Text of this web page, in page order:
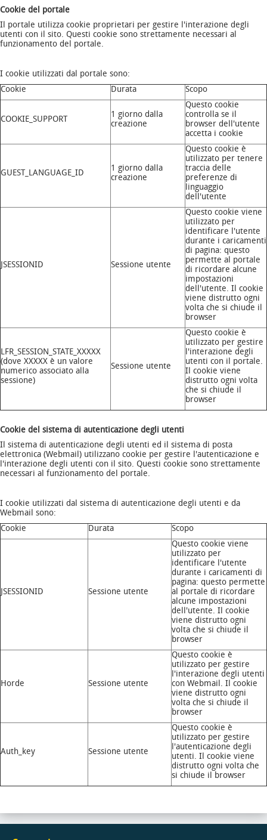
Cookie del portale
Il portale utilizza cookie proprietari per gestire l'interazione degli
utenti con il sito. Questi cookie sono strettamente necessari al
funzionamento del portale.
I cookie utilizzati dal portale sono:
Cookie
Durata Scopo
COOKIE_SUPPORT
1 giorno dalla
creazione
Questo cookie
controlla se il
browser dell'utente
accetta i cookie
GUEST_LANGUAGE_ID
1 giorno dalla
creazione
Questo cookie è
utilizzato per tenere
traccia delle
preferenze di
linguaggio
dell'utente
JSESSIONID Sessione utente
Questo cookie viene
utilizzato per
identificare l'utente
durante i caricamenti
di pagina: questo
permette al portale
di ricordare alcune
impostazioni
dell'utente. Il cookie
viene distrutto ogni
volta che si chiude il
browser
LFR_SESSION_STATE_XXXXX
(dove XXXXX è un valore
numerico associato alla
sessione)
Sessione utente
Questo cookie è
utilizzato per gestire
l'interazione degli
utenti con il portale.
Il cookie viene
distrutto ogni volta
che si chiude il
browser
Cookie del sistema di autenticazione degli utenti
Il sistema di autenticazione degli utenti ed il sistema di posta
elettronica (Webmail) utilizzano cookie per gestire l'autenticazione e
l'interazione degli utenti con il sito. Questi cookie sono strettamente
necessari al funzionamento del portale.
I cookie utilizzati dal sistema di autenticazione degli utenti e da
Webmail sono:
Cookie
Durata Scopo
JSESSIONID Sessione utente
Questo cookie viene
utilizzato per
identificare l'utente
durante i caricamenti di
pagina: questo permette
al portale di ricordare
alcune impostazioni
dell'utente. Il cookie
viene distrutto ogni
volta che si chiude il
browser
Horde Sessione utente
Questo cookie è
utilizzato per gestire
l'interazione degli utenti
con Webmail. Il cookie
viene distrutto ogni
volta che si chiude il
browser
Auth_key Sessione utente
Questo cookie è
utilizzato per gestire
l'autenticazione degli
utenti. Il cookie viene
distrutto ogni volta che
si chiude il browser